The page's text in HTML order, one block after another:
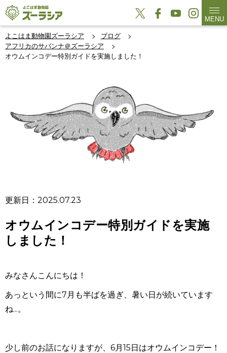
MENU
よこはま動物園ズーラシア
ブログ
アフリカのサバンナ＠ズーラシア
オウムインコデー特別ガイドを実施しました！
更新日：2025.07.23
オウムインコデー特別ガイドを実施
しました！
みなさんこんにちは！
あっという間に7月も半ばを過ぎ、暑い日が続いています
ね...。
少し前のお話になりますが、 6月15日はオウムインコデー！